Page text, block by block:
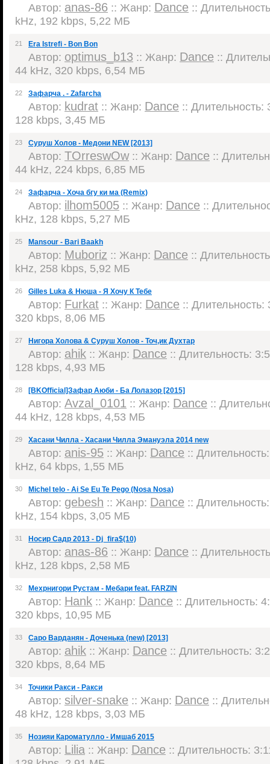
Автор: anas-86 :: Жанр: Dance ::
kHz, 192 kbps, 5,22 МБ
21 Era Istrefi - Bon Bon
Автор: optimus_b13 :: Жанр: Dance ::
44 kHz, 320 kbps, 6,54 МБ
22 Зафарча . - Zafarcha
Автор: kudrat :: Жанр: Dance :: Длительность:
128 kbps, 3,45 МБ
23 Суруш Холов - Медони NEW [2013]
Автор: TOrreswOw:: Жанр: Dance ::
44 kHz, 224 kbps, 6,85 МБ
24 Зафарча - Хоча бгу ки ма (Remix)
Автор: ilhom5005 :: Жанр: Dance ::
kHz, 128 kbps, 5,27 МБ
25 Mansour - Bari Baakh
Автор: Muboriz :: Жанр: Dance ::
kHz, 258 kbps, 5,92 МБ
26 Gilles Luka & Нюша - Я Хочу К Тебе
Автор: Furkat :: Жанр: Dance :: Длительность:
320 kbps, 8,06 МБ
27 Нигора Холова & Суруш Холов - Точ,ик Духтар
Автор: ahik :: Жанр: Dance :: Длительность:
128 kbps, 4,93 МБ
28 [BKOfficial]Зафар Аюби - Ба Лолазор [2015]
Автор: Avzal_0101 :: Жанр: Dance ::
44 kHz, 128 kbps, 4,53 МБ
29 Хасани Чилла - Хасани Чилла Эмануэла 2014 new
Автор: anis-95 :: Жанр: Dance ::
kHz, 64 kbps, 1,55 МБ
30 Michel telo - Ai Se Eu Te Pego (Nosa Nosa)
Автор: gebesh :: Жанр: Dance ::
kHz, 154 kbps, 3,05 МБ
31 Носир Садр 2013 - Dj_fira$(10)
Автор: anas-86 :: Жанр: Dance ::
kHz, 128 kbps, 2,58 МБ
32 Мехрнигори Рустам - Мебари feat. FARZIN
Автор: Hank :: Жанр: Dance :: Длительность:
320 kbps, 10,95 МБ
33 Саро Варданян - Доченька (new) [2013]
Автор: ahik :: Жанр: Dance :: Длительность:
320 kbps, 8,64 МБ
34 Точики Ракси - Ракси
Автор: silver-snake :: Жанр: Dance ::
48 kHz, 128 kbps, 3,03 МБ
35 Нозияи Кароматулло - Имшаб 2015
Автор: Lilia :: Жанр: Dance :: Длительность: